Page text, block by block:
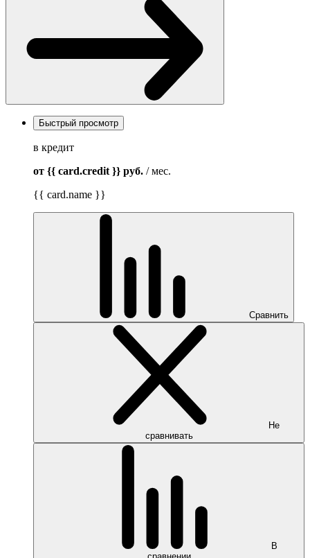
Быстрый просмотр
в кредит
от {{ card.credit }} руб. / мес.
{{ card.name }}
Сравнить
Не
сравнивать
В